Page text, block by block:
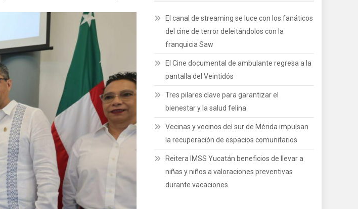
El canal de streaming se luce con los fanáticos
del cine de terror deleitándolos con la
franquicia Saw
El Cine documental de ambulante regresa a la
pantalla del Veintidós
Tres pilares clave para garantizar el
bienestar y la salud felina
Vecinas y vecinos del sur de Mérida impulsan
la recuperación de espacios comunitarios
Reitera IMSS Yucatán beneficios de llevar a
niñas y niños a valoraciones preventivas
durante vacaciones